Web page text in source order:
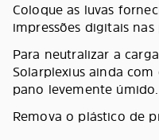
Coloque as luvas
impressões digitais nas
Para neutralizar a
Solarplexius ainda
pano levemente úmido.
Remova o plástico de